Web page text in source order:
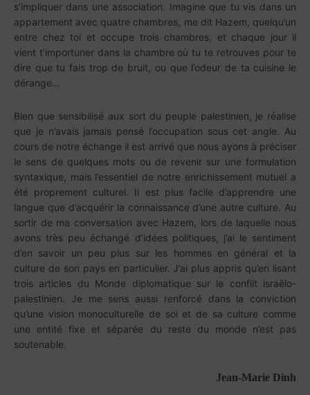
s’impliquer dans une association. Imagine que tu vis dans un
appartement avec quatre chambres, me dit Hazem, quelqu’un
entre chez toi et occupe trois chambres, et chaque jour il
vient t’importuner dans la chambre où tu te retrouves pour te
dire que tu fais trop de bruit, ou que l’odeur de ta cuisine le
dérange…
Bien que sensibilisé aux sort du peuple palestinien, je réalise
que je n’avais jamais pensé l’occupation sous cet angle. Au
cours de notre échange il est arrivé que nous ayons à préciser
le sens de quelques mots ou de revenir sur une formulation
syntaxique, mais l’essentiel de notre enrichissement mutuel a
été proprement culturel. Il est plus facile d’apprendre une
langue que d’acquérir la connaissance d’une autre culture. Au
sortir de ma conversation avec Hazem, lors de laquelle nous
avons très peu échangé d’idées politiques, j’ai le sentiment
d’en savoir un peu plus sur les hommes en général et la
culture de son pays en particulier. J’ai plus appris qu’en lisant
trois articles du Monde diplomatique sur le conflit israëlo-
palestinien. Je me sens aussi renforcé dans la conviction
qu’une vision monoculturelle de soi et de sa culture comme
une entité fixe et séparée du reste du monde n’est pas
soutenable.
Jean-Marie Dinh